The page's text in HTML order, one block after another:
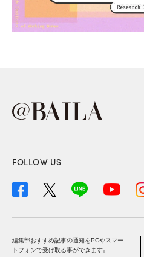
FOLLOW US
編集部おすすめ記事の通知をPCやスマー
トフォンで受け取る事ができます。